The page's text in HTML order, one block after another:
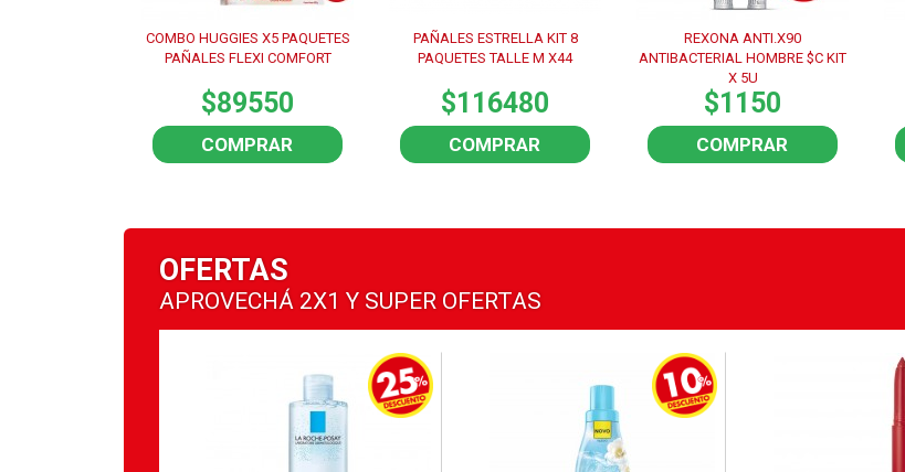
COMBO HUGGIES X5 PAQUETES
PAÑALES FLEXI COMFORT
$89550
COMPRAR
PAÑALES ESTRELLA KIT 8
PAQUETES TALLE M X44
$116480
COMPRAR
REXONA ANTI.X90
ANTIBACTERIAL HOMBRE $C KIT
X 5U
$1150
COMPRAR
OFERTAS
APROVECHÁ 2X1 Y SUPER OFERTAS